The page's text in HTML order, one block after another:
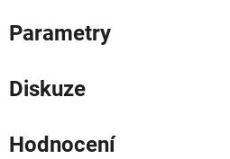
Parametry
Diskuze
Hodnocení